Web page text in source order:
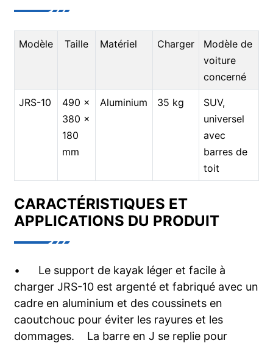
Modèle Taille Matériel Charger
Modèle de
voiture
concerné
JRS-10
490 x
380 x
180
mm
Aluminium 35 kg
SUV,
universel
avec
barres de
toit
CARACTÉRISTIQUES ET
APPLICATIONS DU PRODUIT
•
Le support de kayak léger et facile à
charger JRS-10 est argenté et fabriqué avec un
cadre en aluminium et des coussinets en
caoutchouc pour éviter les rayures et les
dommages.
La barre en J se replie pour